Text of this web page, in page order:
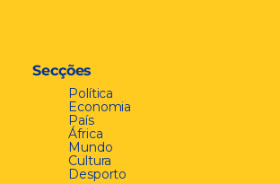
Secções
Política
Economia
País
África
Mundo
Cultura
Desporto